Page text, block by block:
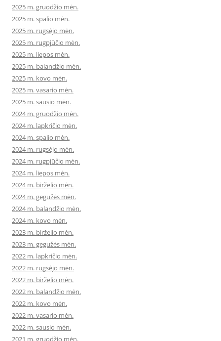
2025 m. gruodžio mėn.
2025 m. spalio mėn.
2025 m. rugsėjo mėn.
2025 m. rugpjūčio mėn.
2025 m. liepos mėn.
2025 m. balandžio mėn.
2025 m. kovo mėn.
2025 m. vasario mėn.
2025 m. sausio mėn.
2024 m. gruodžio mėn.
2024 m. lapkričio mėn.
2024 m. spalio mėn.
2024 m. rugsėjo mėn.
2024 m. rugpjūčio mėn.
2024 m. liepos mėn.
2024 m. birželio mėn.
2024 m. gegužės mėn.
2024 m. balandžio mėn.
2024 m. kovo mėn.
2023 m. birželio mėn.
2023 m. gegužės mėn.
2022 m. lapkričio mėn.
2022 m. rugsėjo mėn.
2022 m. birželio mėn.
2022 m. balandžio mėn.
2022 m. kovo mėn.
2022 m. vasario mėn.
2022 m. sausio mėn.
2021 m. gruodžio mėn.